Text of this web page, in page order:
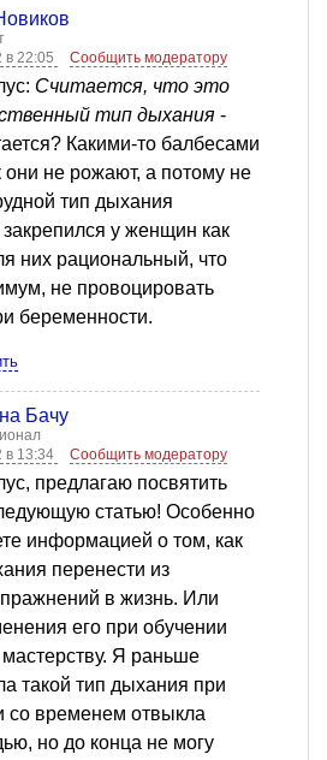
22:05
Сообщить модератору
Считается, что это
тип дыхания -
Какими-то балбесами
они не рожают, а потому не
тип дыхания
закрепился у женщин как
них рациональный, что
не провоцировать
беременности.
Бачу
в 13:34
Сообщить модератору
предлагаю посвятить
статью! Особенно
информацией о том, как
перенести из
в жизнь. Или
его при обучении
Я раньше
такой тип дыхания при
со временем отвыкла
но до конца не могу